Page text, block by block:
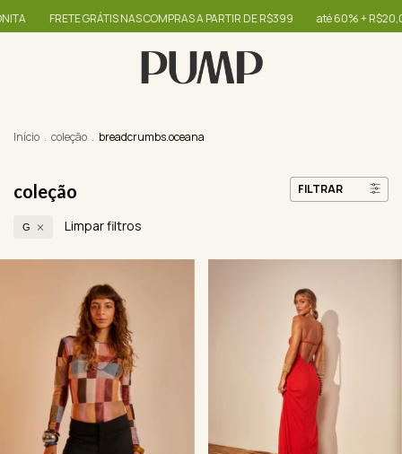
NAS COMPRAS A PARTIR DE R$399 até 60% + R$20,00 OFF - use o
Início . coleção . breadcrumbs.oceana
coleção FILTRAR
G Limpar filtros